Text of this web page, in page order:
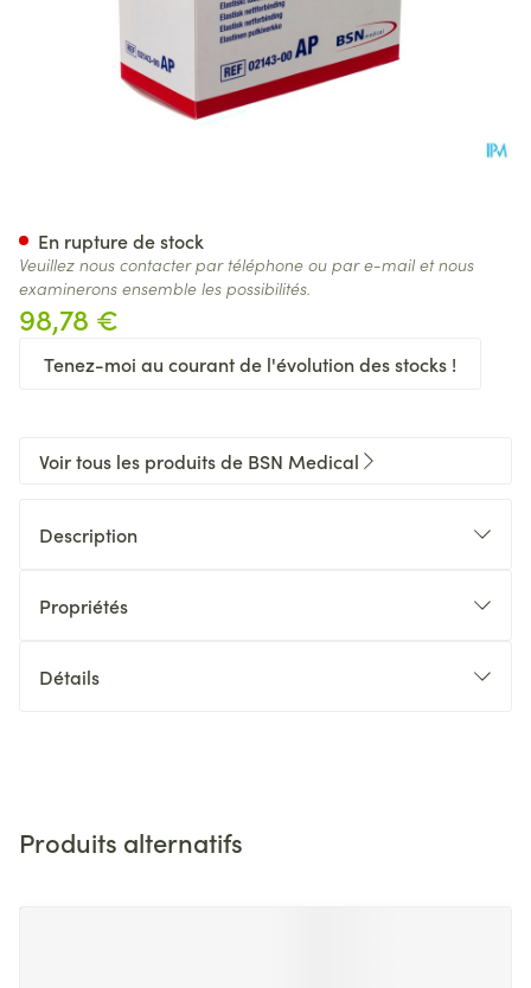
98,78 €
Tenez-moi au courant de l'évolution des stocks !
En rupture de stock
Veuillez nous contacter par téléphone ou par e-mail et nous
examinerons ensemble les possibilités.
Voir tous les produits de BSN Medical
Description
Propriétés
Détails
Produits alternatifs